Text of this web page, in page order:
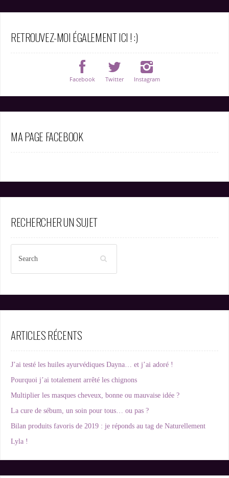
RETROUVEZ-MOI ÉGALEMENT ICI ! :)
Facebook Twitter Instagram
MA PAGE FACEBOOK
RECHERCHER UN SUJET
ARTICLES RÉCENTS
J’ai testé les huiles ayurvédiques Dayna… et j’ai adoré !
Pourquoi j’ai totalement arrêté les chignons
Multiplier les masques cheveux, bonne ou mauvaise idée ?
La cure de sébum, un soin pour tous… ou pas ?
Bilan produits favoris de 2019 : je réponds au tag de Naturellement
Lyla !